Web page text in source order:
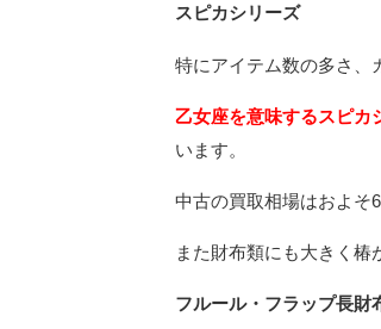
スピカシリーズ
特にアイテム数の多さ、
乙女座を意味するスピカ
います。
中古の買取相場はおよそ
また財布類にも大きく椿
フルール・フラップ長財